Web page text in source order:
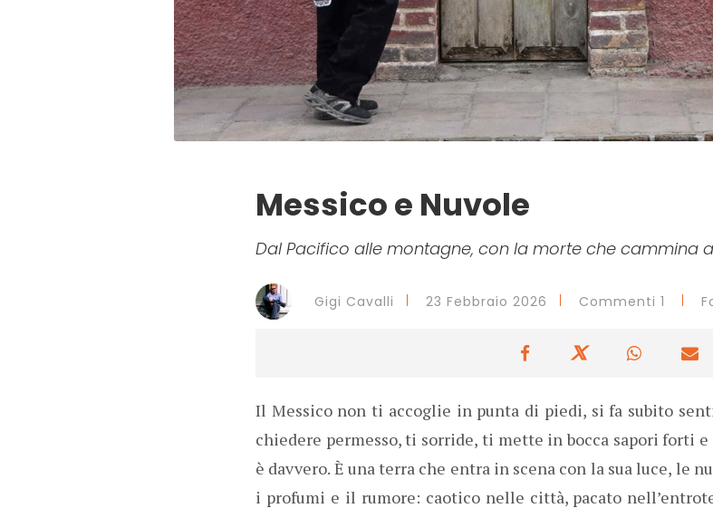
Messico e Nuvole
Dal Pacifico alle montagne, con la morte che cammina
Gigi Cavalli 23 Febbraio 2026 Commenti 1
Il Messico non ti accoglie in punta di piedi, si fa subito
chiedere permesso, ti sorride, ti mette in bocca sapori forti
è davvero. È una terra che entra in scena con la sua luce, le
i profumi e il rumore: caotico nelle città, pacato